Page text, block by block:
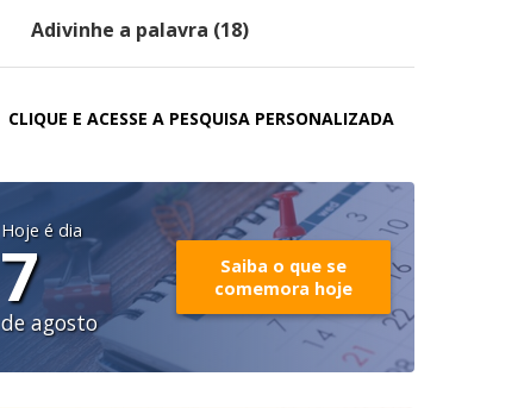
Adivinhe a palavra (18)
CLIQUE E ACESSE A PESQUISA PERSONALIZADA
Hoje é dia
7
de agosto
Saiba o que se
comemora hoje